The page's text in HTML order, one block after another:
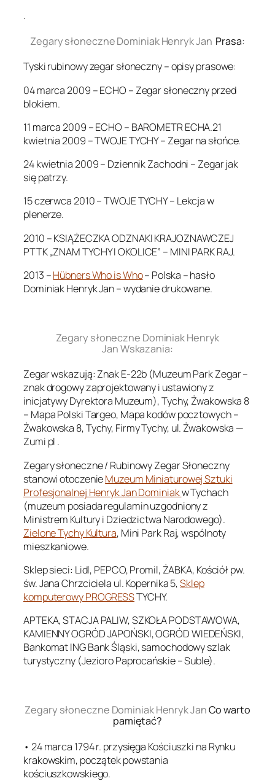
.
Zegary słoneczne Dominiak Henryk Jan Prasa:
Tyski rubinowy zegar słoneczny – opisy prasowe:
04 marca 2009 – ECHO – Zegar słoneczny przed
blokiem.
11 marca 2009 – ECHO – BAROMETR ECHA.21
kwietnia 2009 – TWOJE TYCHY – Zegar na słońce.
24 kwietnia 2009 – Dziennik Zachodni – Zegar jak
się patrzy.
15 czerwca 2010 – TWOJE TYCHY – Lekcja w
plenerze.
2010 – KSIĄŻECZKA ODZNAKI KRAJOZNAWCZEJ
PTTK „ZNAM TYCHY I OKOLICE” – MINI PARK RAJ.
2013 –Hübners Who is Who– Polska – hasło
Dominiak Henryk Jan – wydanie drukowane.
Zegary słoneczne Dominiak Henryk
Jan Wskazania:
Zegar wskazują: Znak E-22b (Muzeum Park Zegar –
znak drogowy zaprojektowany i ustawiony z
inicjatywy Dyrektora Muzeum), Tychy, Żwakowska 8
– Mapa Polski Targeo, Mapa kodów pocztowych –
Żwakowska 8, Tychy, Firmy Tychy, ul. Żwakowska —
Zumi pl .
Zegary słoneczne / Rubinowy Zegar Słoneczny
stanowi otoczenieMuzeum Miniaturowej Sztuki
Profesjonalnej Henryk Jan Dominiakw Tychach
(muzeum posiada regulamin uzgodniony z
Ministrem Kultury i Dziedzictwa Narodowego).
Zielone Tychy Kultura, Mini Park Raj, wspólnoty
mieszkaniowe.
Sklep sieci: Lidl, PEPCO, Promil, ŻABKA, Kościół pw.
św. Jana Chrzciciela ul. Kopernika 5,Sklep
komputerowy PROGRESSTYCHY.
APTEKA, STACJA PALIW, SZKOŁA PODSTAWOWA,
KAMIENNY OGRÓD JAPOŃSKI, OGRÓD WIEDEŃSKI,
Bankomat ING Bank Śląski, samochodowy szlak
turystyczny (Jezioro Paprocańskie – Suble).
Zegary słoneczne Dominiak Henryk JanCo warto
pamiętać?
• 24 marca 1794 r. przysięga Kościuszki na Rynku
krakowskim, początek powstania
kościuszkowskiego.